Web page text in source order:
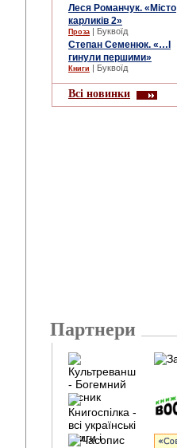
Леся Романчук. «Місто
карликів 2»
Проза | Буквоїд
Степан Семенюк. «…І
гинули першими»
Книги | Буквоїд
Всі новинки
Партнери